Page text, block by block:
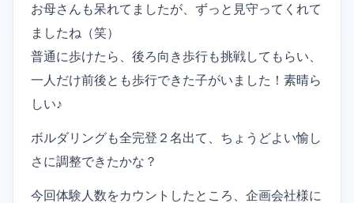
お母さんも呆れてましたが、ずっと見守ってくれて
ましたね（笑）
普通に歩けたら、後ろ向き歩行も挑戦してもらい、
一人だけ前後とも歩行できた子がいました！素晴ら
しい♪
ボルダリングも全完登２名出て、ちょうどよい愉し
さに調整できたかな？
今回体験人数をカウントしたところ、企画会社様に